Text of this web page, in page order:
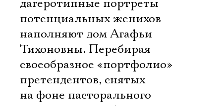
дагеротипные портреты
потенциальных женихов
наполняют дом Агафьи
Тихоновны. Перебирая
своеобразное «портфолио»
претендентов, снятых
на фоне пасторального